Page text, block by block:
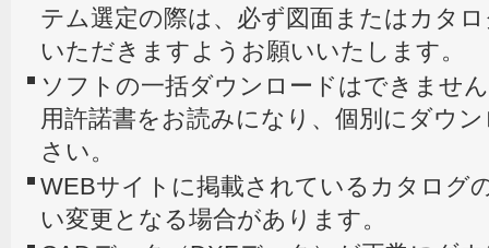
テム選定の際は、必ず図面またはカタ
いただきますようお願いいたします。
ソフトの一括ダウンロードはできませ
用許諾書をお読みになり、個別にダウ
さい。
WEBサイトに掲載されているカタログ
い変更となる場合があります。